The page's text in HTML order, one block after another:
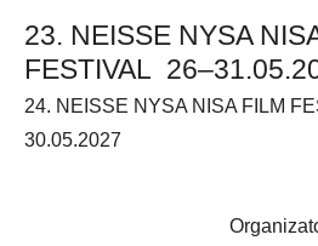
23. NEISSE NYSA
FESTIVAL
24. NEISSE NYSA NISA FILM
30.05.2027